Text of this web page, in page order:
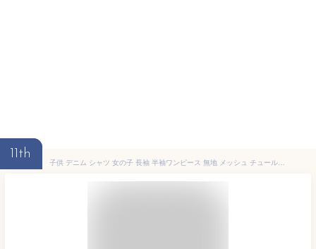
11th
子供 デニム シャツ 女の子 長袖 半袖ワンピース 無地 メッシュ チュールスカート ドレス 膝上丈 かわいい 通園 通学 キッズ ガールズ 子供服 春 秋 カジュアル 発表会90-140CM 2~7歳 (120, 長袖ブルー)